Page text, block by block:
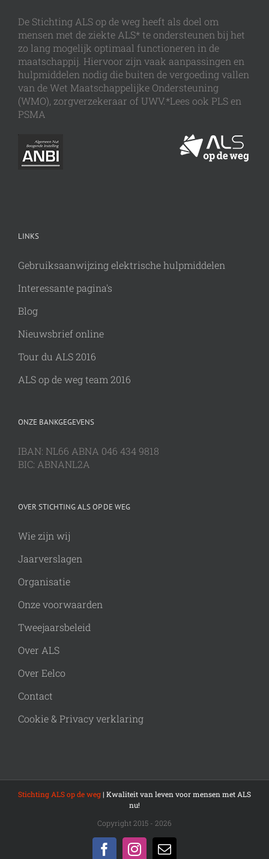
De Stichting ALS op de weg heeft als doel om
mensen met de ziekte ALS* te ondersteunen bij het
zo lang mogelijk optimaal functioneren in de
maatschappij. Hiervoor zijn vaak aanpassingen en
hulpmiddelen nodig die buiten de vergoeding vallen
van de Wet Maatschappelijke Ondersteuning
(WMO), zorgverzekeraar of UWV.*Lees ook PLS en
PSMA
LINKS
Gebruiksaanwijzing elektrische hulpmiddelen
Interessante pagina's
Blog
Nieuwsbrief online
Tour du ALS 2016
ALS op de weg team 2016
ONZE BANKGEGEVENS
IBAN: NL66 ABNA 046 434 9818
BIC: ABNANL2A
OVER STICHTING ALS OP DE WEG
Wie zijn wij
Jaarverslagen
Organisatie
Onze voorwaarden
Tweejaarsbeleid
Over ALS
Over Eelco
Contact
Cookie & Privacy verklaring
Stichting ALS op de weg| Kwaliteit van leven voor mensen met ALS
nu!
Copyright 2015 - 2026
FacebookInstagram
E-